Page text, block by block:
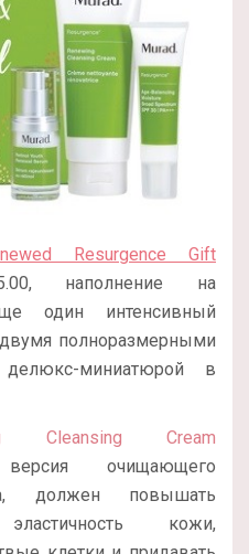
Resurgence Gift
наполнение на
один интенсивный
полноразмерными
миниатюрой в
Cleansing Cream
версия очищающего
должен повышать
кожи,